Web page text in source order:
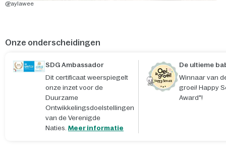
@aylawee
Onze onderscheidingen
SDG Ambassador
Dit certificaat weerspiegelt
onze inzet voor de
Duurzame
Ontwikkelingsdoelstellingen
van de Verenigde
Naties. Meer informatie
De ultieme
Winnaar van
groei! Happy
Award"!